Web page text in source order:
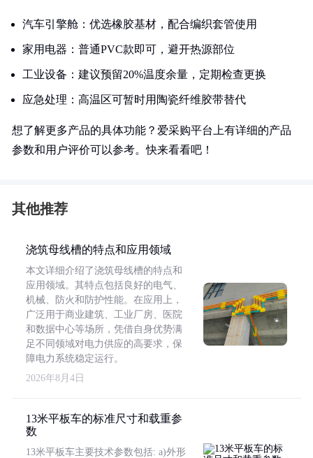
汽车引擎舱：优选橡胶基材，配合编织套管使用
家用电器：普通PVC款即可，避开热源部位
工业设备：建议预留20%温度余量，定期检查更换
应急处理：高温区可暂时用陶瓷纤维胶带替代
想了解更多产品的具体功能？爱采购平台上有详细的产品
参数和用户评价可以参考。快来看看吧！
其他推荐
浇筑母线槽的特点和应用领域
本文详细介绍了浇筑母线槽的特点和
应用领域。其特点包括良好的电气、
机械、防火和防护性能。在应用上，
广泛用于商业建筑、工业厂房、医院
和数据中心等场所，凭借自身优势满
足不同领域对电力供应的高要求，保
障电力系统稳定运行。
2026年8月4日
13米平板车的标准尺寸和载重参
数
13米平板车主要技术参数包括: a)外形